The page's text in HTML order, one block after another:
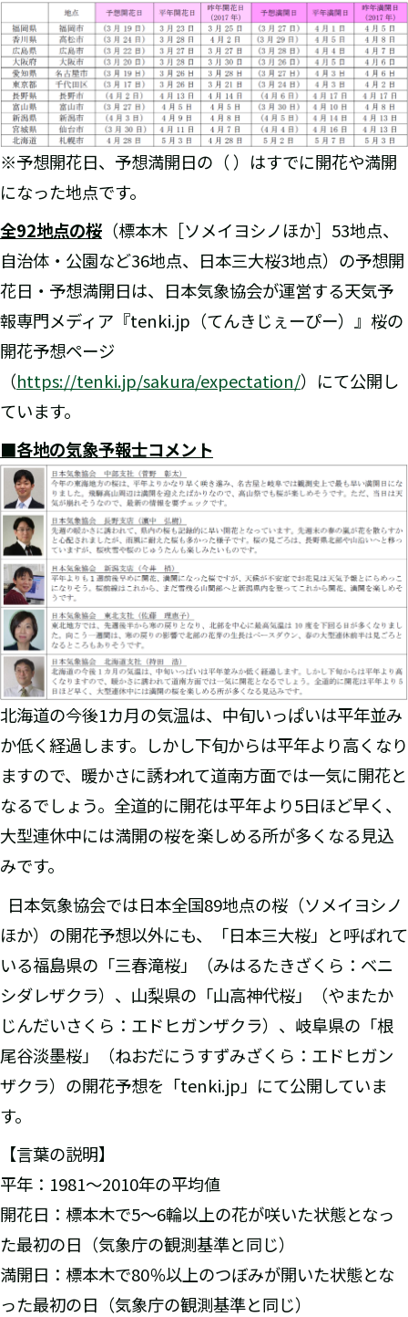
※予想開花日、予想満開日の（ ）はすでに開花や満開
になった地点です。
全92地点の桜 （標本木［ソメイヨシノほか］53地点、
自治体・公園など36地点、日本三大桜3地点）の予想開
花日・予想満開日は、日本気象協会が運営する天気予
報専門メディア『tenki.jp（てんきじぇーぴー）』桜の
開花予想ページ
（https://tenki.jp/sakura/expectation/）にて公開し
ています。
■各地の気象予報士コメント
北海道の今後1カ月の気温は、中旬いっぱいは平年並み
か低く経過します。しかし下旬からは平年より高くなり
ますので、暖かさに誘われて道南方面では一気に開花と
なるでしょう。全道的に開花は平年より5日ほど早く、
大型連休中には満開の桜を楽しめる所が多くなる見込
みです。
日本気象協会では日本全国89地点の桜（ソメイヨシノ
ほか）の開花予想以外にも、「日本三大桜」と呼ばれて
いる福島県の「三春滝桜」（みはるたきざくら：ベニ
シダレザクラ）、山梨県の「山高神代桜」（やまたか
じんだいさくら：エドヒガンザクラ）、岐阜県の「根
尾谷淡墨桜」（ねおだにうすずみざくら：エドヒガン
ザクラ）の開花予想を「tenki.jp」にて公開していま
す。
【言葉の説明】
平年：1981～2010年の平均値
開花日：標本木で5～6輪以上の花が咲いた状態となっ
た最初の日（気象庁の観測基準と同じ）
満開日：標本木で80％以上のつぼみが開いた状態とな
った最初の日（気象庁の観測基準と同じ）